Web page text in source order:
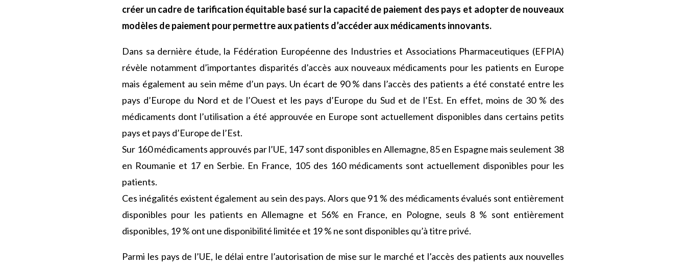
créer un cadre de tarification équitable basé sur la capacité de paiement des pays et adopter de nouveaux
modèles de paiement pour permettre aux patients d’accéder aux médicaments innovants.
Dans sa dernière étude, la Fédération Européenne des Industries et Associations Pharmaceutiques (EFPIA)
révèle notamment d’importantes disparités d’accès aux nouveaux médicaments pour les patients en Europe
mais également au sein même d’un pays. Un écart de 90 % dans l’accès des patients a été constaté entre les
pays d’Europe du Nord et de l’Ouest et les pays d’Europe du Sud et de l’Est. En effet, moins de 30 % des
médicaments dont l’utilisation a été approuvée en Europe sont actuellement disponibles dans certains petits
pays et pays d’Europe de l’Est.
Sur 160 médicaments approuvés par l’UE, 147 sont disponibles en Allemagne, 85 en Espagne mais seulement 38
en Roumanie et 17 en Serbie. En France, 105 des 160 médicaments sont actuellement disponibles pour les
patients.
Ces inégalités existent également au sein des pays. Alors que 91 % des médicaments évalués sont entièrement
disponibles pour les patients en Allemagne et 56% en France, en Pologne, seuls 8 % sont entièrement
disponibles, 19 % ont une disponibilité limitée et 19 % ne sont disponibles qu’à titre privé.
Parmi les pays de l’UE, le délai entre l’autorisation de mise sur le marché et l’accès des patients aux nouvelles